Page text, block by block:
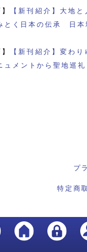
【新刊紹介】大地
とく日本の伝承 日本
【新刊紹介】変わ
ュメントから聖地巡
プ
特定商